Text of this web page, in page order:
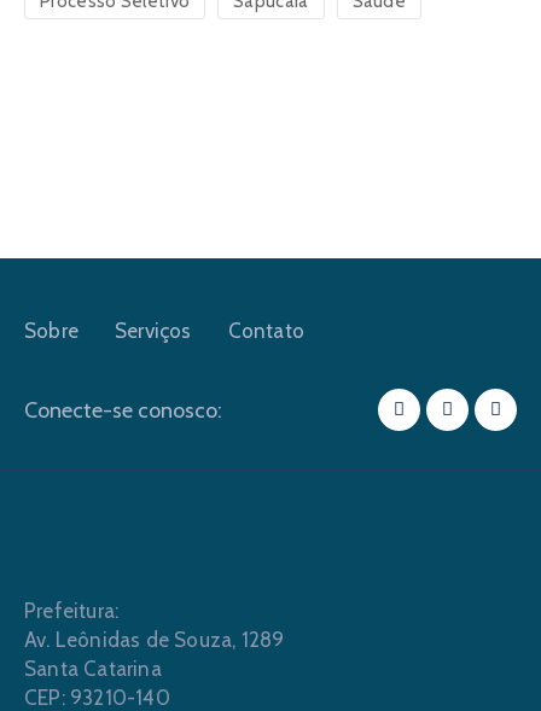
Sobre Serviços Contato
Conecte-se conosco:
Prefeitura:
Av. Leônidas de Souza, 1289
Santa Catarina
CEP: 93210-140